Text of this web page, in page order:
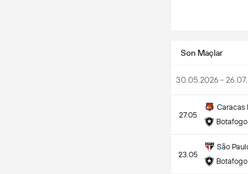
Son Maçlar
30.05.2026 -
27.05
Caracas
Botafogo
23.05
São
Botafogo